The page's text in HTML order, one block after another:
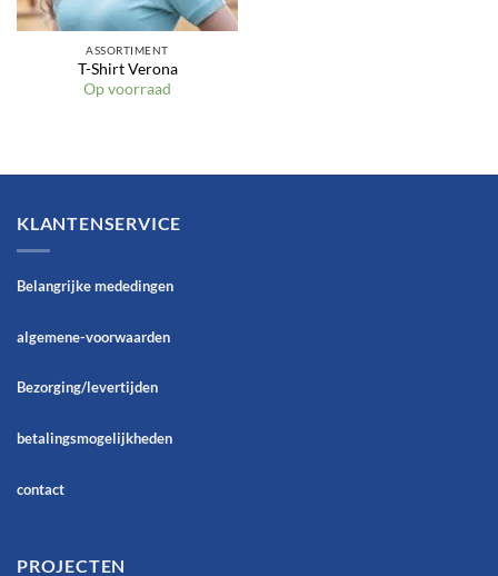
ASSORTIMENT
T-Shirt Verona
Op voorraad
KLANTENSERVICE
Belangrijke mededingen
algemene-voorwaarden
Bezorging/levertijden
betalingsmogelijkheden
contact
PROJECTEN